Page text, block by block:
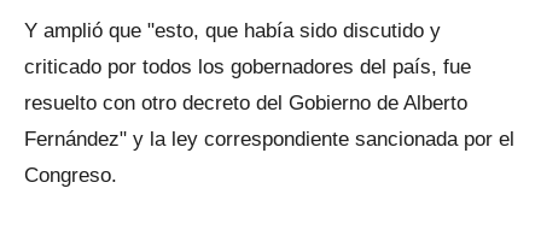
Y amplió que "esto, que había sido discutido y
criticado por todos los gobernadores del país, fue
resuelto con otro decreto del Gobierno de Alberto
Fernández" y la ley correspondiente sancionada por el
Congreso.